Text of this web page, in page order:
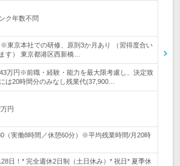
ク年数不問
東京本社での研修、原則3か月あり （習得度合い
す） 東京都港区西新橋…
万円※前職・経験・能力を最大限考慮し、決定致
は20時間分のみなし残業代(37,900…
円
（実働8時間／休憩60分）※平均残業時間/月20時
日！* 完全週休2日制（土日休み）* 祝日* 夏季休